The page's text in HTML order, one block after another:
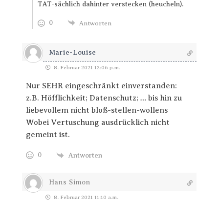
TAT-sächlich dahinter verstecken (heucheln).
0 Antworten
Marie-Louise
8. Februar 2021 12:06 p.m.
Nur SEHR eingeschränkt einverstanden:
z.B. Höfflichkeit; Datenschutz; … bis hin zu
liebevollem nicht bloß-stellen-wollens
Wobei Vertuschung ausdrücklich nicht
gemeint ist.
0 Antworten
Hans Simon
8. Februar 2021 11:10 a.m.